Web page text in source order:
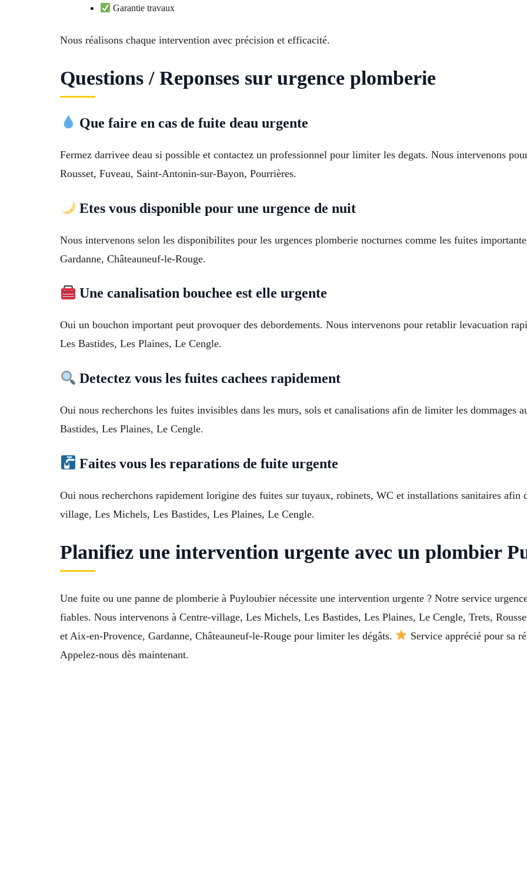
Garantie travaux
Nous réalisons chaque intervention avec précision et efficacité.
Questions / Reponses sur urgence plomberie
Que faire en cas de fuite deau urgente
Fermez darrivee deau si possible et contactez un professionnel pour limiter les degats. Nous intervenons
Rousset, Fuveau, Saint-Antonin-sur-Bayon, Pourrières.
Etes vous disponible pour une urgence de nuit
Nous intervenons selon les disponibilites pour les urgences plomberie nocturnes comme les fuites
Gardanne, Châteauneuf-le-Rouge.
Une canalisation bouchee est elle urgente
Oui un bouchon important peut provoquer des debordements. Nous intervenons pour retablir levacuation
Les Bastides, Les Plaines, Le Cengle.
Detectez vous les fuites cachees rapidement
Oui nous recherchons les fuites invisibles dans les murs, sols et canalisations afin de limiter les dommages
Bastides, Les Plaines, Le Cengle.
Faites vous les reparations de fuite urgente
Oui nous recherchons rapidement lorigine des fuites sur tuyaux, robinets, WC et installations sanitaires afin
village, Les Michels, Les Bastides, Les Plaines, Le Cengle.
Planifiez une intervention urgente avec un plombier
Une fuite ou une panne de plomberie à Puyloubier nécessite une intervention urgente ? Notre service
fiables. Nous intervenons à Centre-village, Les Michels, Les Bastides, Les Plaines, Le Cengle, Trets,
et Aix-en-Provence, Gardanne, Châteauneuf-le-Rouge pour limiter les dégâts.
Service apprécié pour sa
Appelez-nous dès maintenant.